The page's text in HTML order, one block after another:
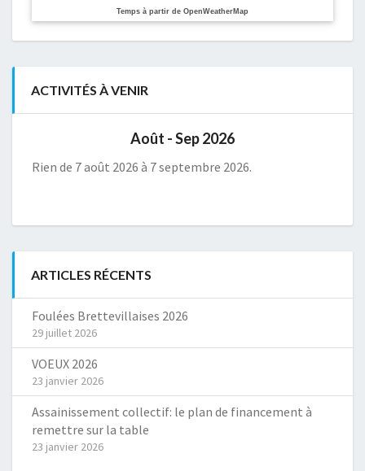
Temps à partir de OpenWeatherMap
ACTIVITÉS À VENIR
Août - Sep 2026
Rien de 7 août 2026 à 7 septembre 2026.
ARTICLES RÉCENTS
Foulées Brettevillaises 2026
29 juillet 2026
VOEUX 2026
23 janvier 2026
Assainissement collectif: le plan de financement à
remettre sur la table
23 janvier 2026